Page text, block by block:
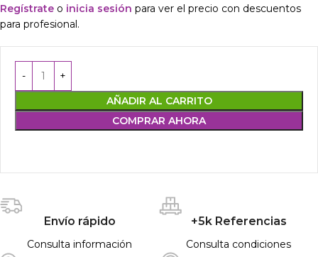
Regístrate o inicia sesión para ver el precio con descuentos
para profesional.
AÑADIR AL CARRITO
COMPRAR AHORA
Envío rápido
Consulta información
+5k Referencias
Consulta condiciones